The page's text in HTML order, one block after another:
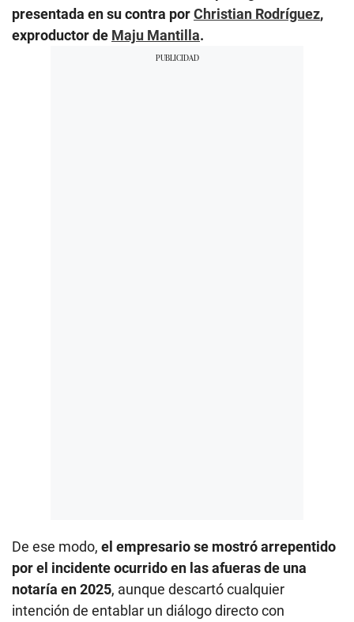
presentada en su contra porChristian Rodríguez,
exproductor de Maju Mantilla.
De ese modo, el empresario se mostró arrepentido
por el incidente ocurrido en las afueras de una
notaría en 2025, aunque descartó cualquier
intención de entablar un diálogo directo con